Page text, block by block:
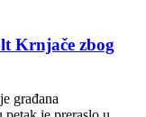
Krnjače zbog
građana